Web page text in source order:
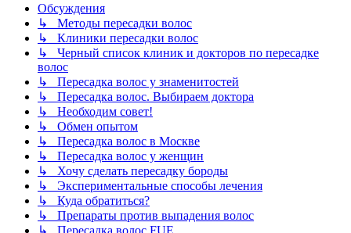
Обсуждения
↳ Методы пересадки волос
↳ Клиники пересадки волос
↳ Черный список клиник и докторов по пересадке
волос
↳ Пересадка волос у знаменитостей
↳ Пересадка волос. Выбираем доктора
↳ Необходим совет!
↳ Обмен опытом
↳ Пересадка волос в Москве
↳ Пересадка волос у женщин
↳ Хочу сделать пересадку бороды
↳ Экспериментальные способы лечения
↳ Куда обратиться?
↳ Препараты против выпадения волос
↳ Пересадка волос FUE